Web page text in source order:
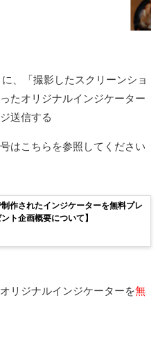
、「撮影したスクリーンショ
たオリジナルインジケーター
送信する
はこちらを参照してください
作されたインジケーターを無料プレ
ト企画概要について】
リジナルインジケーターを無